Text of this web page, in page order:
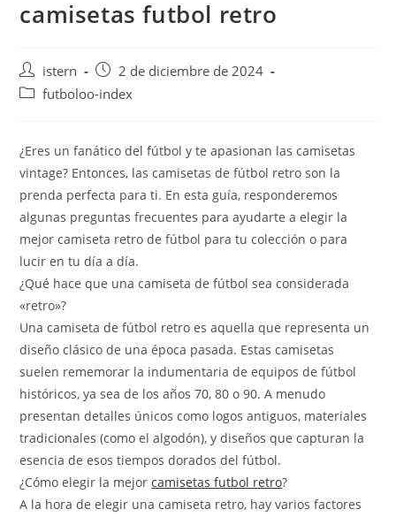
camisetas futbol retro
Autor
de
istern
Publicación
de
2 de diciembre de 2024
Categoría
entrada:
futboloo-index
¿Eres un fanático del fútbol y te apasionan las camisetas
vintage? Entonces, las camisetas de fútbol retro son la
prenda perfecta para ti. En esta guía, responderemos
algunas preguntas frecuentes para ayudarte a elegir la
mejor camiseta retro de fútbol para tu colección o para
lucir en tu día a día.
¿Qué hace que una camiseta de fútbol sea considerada
«retro»?
Una camiseta de fútbol retro es aquella que representa un
diseño clásico de una época pasada. Estas camisetas
suelen rememorar la indumentaria de equipos de fútbol
históricos, ya sea de los años 70, 80 o 90. A menudo
presentan detalles únicos como logos antiguos, materiales
tradicionales (como el algodón), y diseños que capturan la
esencia de esos tiempos dorados del fútbol.
¿Cómo elegir la mejorcamisetas futbol retro?
A la hora de elegir una camiseta retro, hay varios factores